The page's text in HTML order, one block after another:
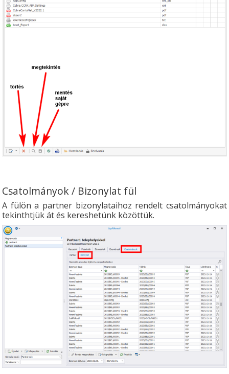
Csatolmányok / Bizonylat fül
A fülön a partner bizonylataihoz rendelt csatolmányokat
tekinthtjük át és kereshetünk közöttük.